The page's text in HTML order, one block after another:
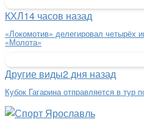
КХЛ14 часов назад
«Локомотив» делегировал четырёх
«Молота»
Другие виды2 дня назад
Кубок Гагарина отправляется в тур